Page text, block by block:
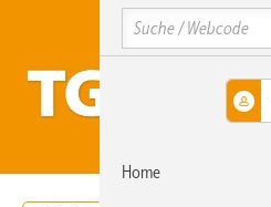
Hauptinhalt
Hauptmenü
SiteSearch
Search
Home